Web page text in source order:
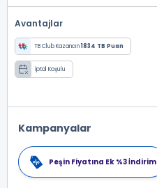
Avantajlar
TB Club Kazancın1834 TB Puan
İptal Koşulu
Kampanyalar
Peşin Fiyatına Ek %3 İndirim